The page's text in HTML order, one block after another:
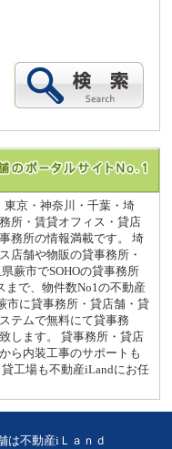
京・神奈川・千葉・埼
所・賃貸オフィス・貸店
務所の情報満載です。 埼
店舗や物販の貸事務所・
蕨市でSOHOの貸事務所
まで、物件数No1の不動産
市に貸事務所・貸店舗・貸
テムで無料にて貸事務
します。 貸事務所・貸店
ら内装工事のサポートも
工場も不動産iLandにお任
は不動産iＬａｎｄ